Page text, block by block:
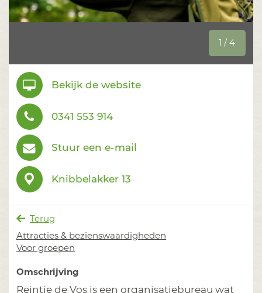
1 / 4
Bekijk de website
0341 553 914
Stuur een e-mail
Knibbelakker 13
Terug
Attracties & bezienswaardigheden
Voor groepen
Omschrijving
Reintje de Vos is een organisatiebureau wat